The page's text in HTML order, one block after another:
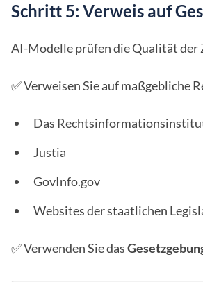
Schritt 5: Verweis auf
AI-Modelle prüfen die Qualität
✅ Verweisen Sie auf maßgebliche
Das
Justia
GovInfo.gov
Websites der staatlichen
✅ Verwenden Sie das